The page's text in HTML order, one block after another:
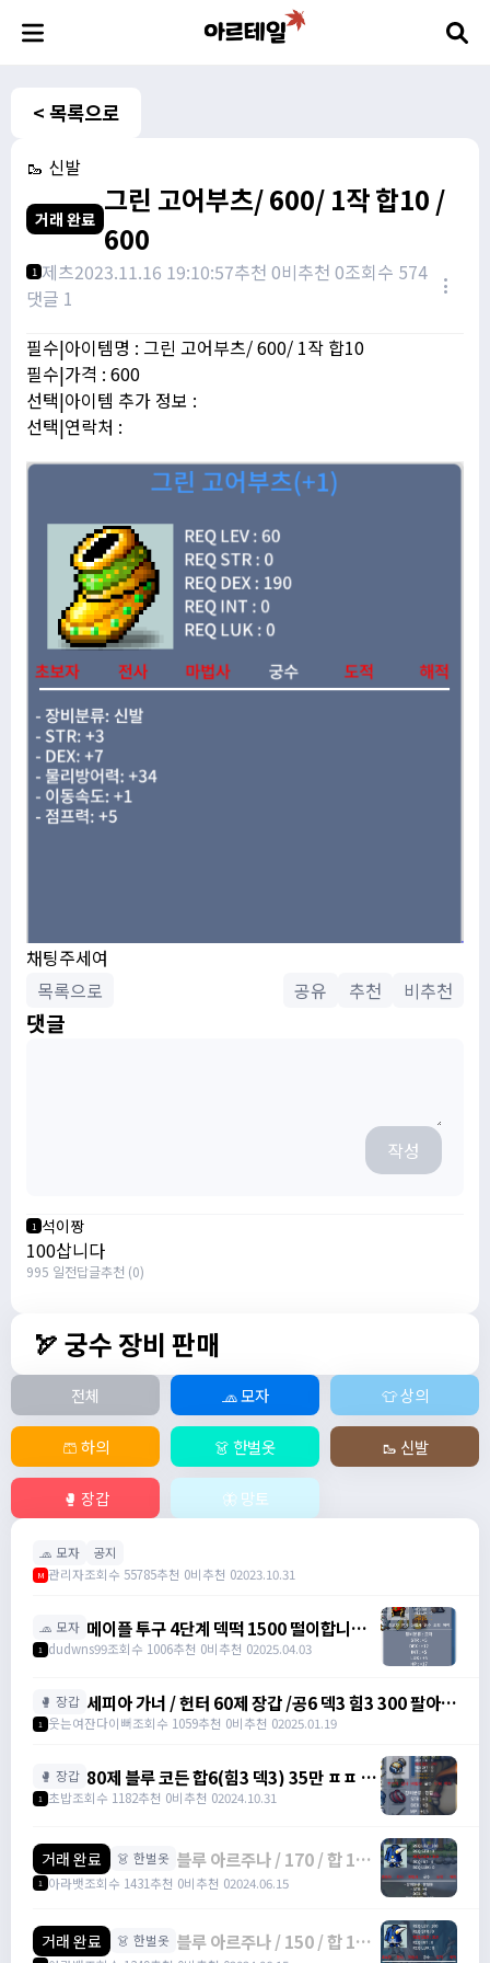
< 목록으로
🥾 신발
거래 완료
그린 고어부츠/ 600/ 1작 합10 /
600
1 제츠2023.11.16 19:10:57추천 0비추천 0조회수 574
댓글 1
필수|아이템명 : 그린 고어부츠/ 600/ 1작 합10
필수|가격 : 600
선택|아이템 추가 정보 :
선택|연락처 :
채팅주세여
목록으로
공유 추천 비추천
댓글
작성
1 석이짱
100삽니다
995 일전답글추천 (0)
🏹 궁수 장비 판매
전체 🧢 모자 👕 상의
🩳 하의 👗 한벌옷 🥾 신발
🥊 장갑 🦋 망토
🧢 모자 공지
M 관리자조회수 55785추천 0비추천 02023.10.31
🧢 모자 메이플 투구 4단계 덱떡 1500 떨이합니다
@@ / 1500 /
https://open.kakao.com/o/gHP3Pfph
https://open.kakao.com/o/gHP3Pfph
1 dudwns99조회수 1006추천 0비추천 02025.04.03
🥊 장갑 세피아 가너 / 헌터 60제 장갑 /공6 덱3 힘3 300 팔아요
/ 300 / https://open.kakao.com/o/sudvnjbh
1 웃는여잔다이뻐조회수 1059추천 0비추천 02025.01.19
🥊 장갑 80제 블루 코든 합6(힘3 덱3) 35만 ㅍㅍ (2
개 보유 중) / 35만 / 디스코드 :
1 초밥조회수 1182추천 0비추천 02024.10.31
거래 완료 👗 한벌옷 블루 아르주나 / 170 / 합 12,
힘 4, 덱 8 / 오픈카톡
1 아라뱃조회수 1431추천 0비추천 02024.06.15
거래 완료 👗 한벌옷 블루 아르주나 / 150 / 합 12,